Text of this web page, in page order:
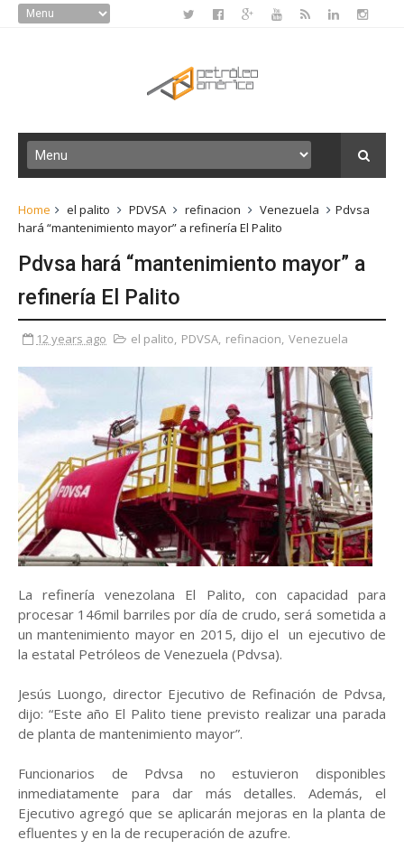
Home el palito PDVSA refinacion Venezuela
Pdvsa
hará “mantenimiento mayor” a refinería El Palito
Pdvsa hará “mantenimiento mayor” a
refinería El Palito
12 years ago el palito, PDVSA, refinacion, Venezuela
La refinería venezolana El Palito, con capacidad para
procesar 146mil barriles por día de crudo, será sometida a
un mantenimiento mayor en 2015, dijo el un ejecutivo de
la estatal Petróleos de Venezuela (Pdvsa).
Jesús Luongo, director Ejecutivo de Refinación de Pdvsa,
dijo: “Este año El Palito tiene previsto realizar una parada
de planta de mantenimiento mayor”.
Funcionarios de Pdvsa no estuvieron disponibles
inmediatamente para dar más detalles. Además, el
Ejecutivo agregó que se aplicarán mejoras en la planta de
efluentes y en la de recuperación de azufre.